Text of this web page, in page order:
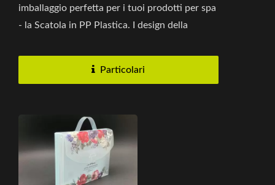
imballaggio perfetta per i tuoi prodotti per spa
- la Scatola in PP Plastica. I design della
Particolari